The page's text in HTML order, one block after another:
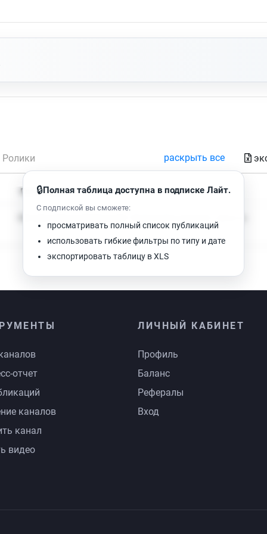
Ролики раскрыть все
Просмотров Время чтения
🔒Полная таблица доступна в подписке Лайт.
С подпиской вы сможете:
просматривать полный список публикаций
использовать гибкие фильтры по типу и дате
экспортировать таблицу в XLS
отчет
каналов
канал
видео
ЛИЧНЫЙ КАБИНЕТ
Профиль
Баланс
Рефералы
Вход